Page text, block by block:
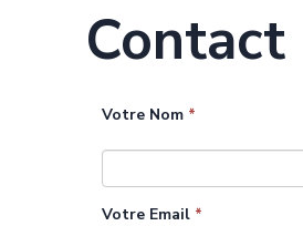
Contact
Votre Nom *
Votre Email *